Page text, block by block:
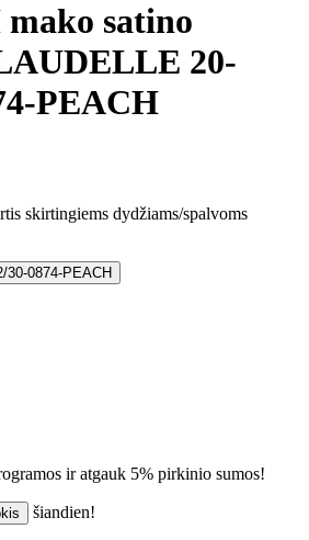
satino
20-
PEACH
skirtingiems dydžiams/spalvoms
30-0874-PEACH
ir atgauk 5% pirkinio sumos!
šiandien!